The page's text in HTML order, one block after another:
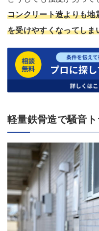
コンクリート造よりも地
を受けやすくなってしま
軽量鉄骨造で騒音